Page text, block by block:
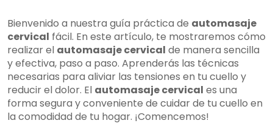
Bienvenido a nuestra guía práctica de automasaje
cervical fácil. En este artículo, te mostraremos cómo
realizar el automasaje cervical de manera sencilla
y efectiva, paso a paso. Aprenderás las técnicas
necesarias para aliviar las tensiones en tu cuello y
reducir el dolor. El automasaje cervical es una
forma segura y conveniente de cuidar de tu cuello en
la comodidad de tu hogar. ¡Comencemos!